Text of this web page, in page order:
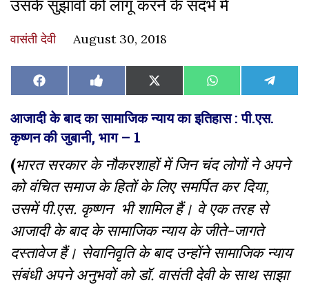
उसके सुझावों को लागू करने के संदर्भ में
वासंती देवी August 30, 2018
Share
on
Facebook Share
on
Like
on
Facebook
Share
on
X
(Twitter)
Share
on
WhatsAppShare
on
आजादी के बाद का सामाजिक न्याय का इतिहास : पी.एस.
कृष्णन की जुबानी, भाग – 1
(भारत सरकार के नौकरशाहों में जिन चंद लोगों ने अपने
को वंचित समाज के हितों के लिए समर्पित कर दिया,
उसमें पी.एस. कृष्णन भी शामिल हैं। वे एक तरह से
आजादी के बाद के सामाजिक न्याय के जीते-जागते
दस्तावेज हैं। सेवानिवृति के बाद उन्होंने सामाजिक न्याय
संबंधी अपने अनुभवों को डॉ. वासंती देवी के साथ साझा